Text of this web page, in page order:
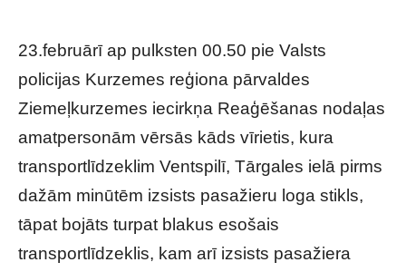
23.februārī ap pulksten 00.50 pie Valsts
policijas Kurzemes reģiona pārvaldes
Ziemeļkurzemes iecirkņa Reaģēšanas nodaļas
amatpersonām vērsās kāds vīrietis, kura
transportlīdzeklim Ventspilī, Tārgales ielā pirms
dažām minūtēm izsists pasažieru loga stikls,
tāpat bojāts turpat blakus esošais
transportlīdzeklis, kam arī izsists pasažiera